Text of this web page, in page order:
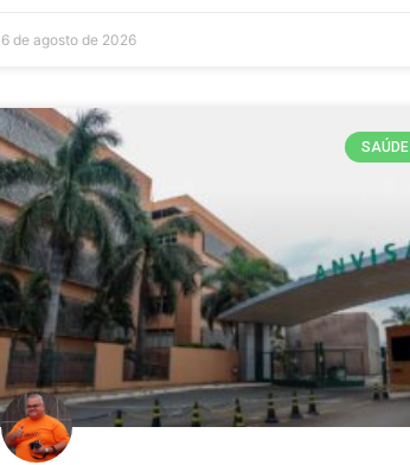
6 de agosto de 2026
SAÚDE